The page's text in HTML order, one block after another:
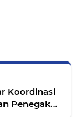
Koordinasi
Penegak